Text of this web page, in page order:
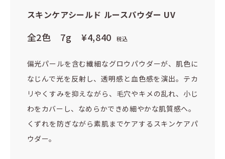
スキンケアシールド ルースパウダー UV
全2色 7g ¥4,840 税込
偏光パールを含む繊細なグロウパウダーが、肌色に
なじんで光を反射し、透明感と血色感を演出。テカ
リやくすみを抑えながら、毛穴やキメの乱れ、小じ
わをカバーし、なめらかできめ細やかな肌質感へ。
くずれを防ぎながら素肌までケアするスキンケアパ
ウダー。